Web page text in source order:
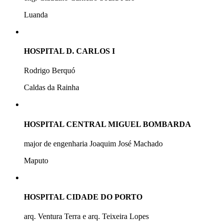
Luanda
HOSPITAL D. CARLOS I
Rodrigo Berquó
Caldas da Rainha
HOSPITAL CENTRAL MIGUEL BOMBARDA
major de engenharia Joaquim José Machado
Maputo
HOSPITAL CIDADE DO PORTO
arq. Ventura Terra e arq. Teixeira Lopes